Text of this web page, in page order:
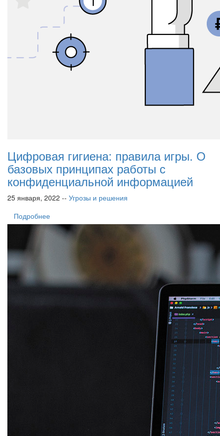
Цифровая гигиена: правила игры. О
базовых принципах работы с
конфиденциальной информацией
25 января, 2022 -- Угрозы и решения
Подробнее